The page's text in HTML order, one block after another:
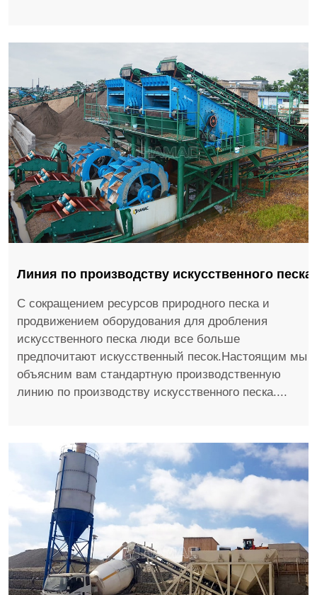
Линия по производству искусственного песка
С сокращением ресурсов природного песка и
продвижением оборудования для дробления
искусственного песка люди все больше
предпочитают искусственный песок.Настоящим мы
объясним вам стандартную производственную
линию по производству искусственного песка....